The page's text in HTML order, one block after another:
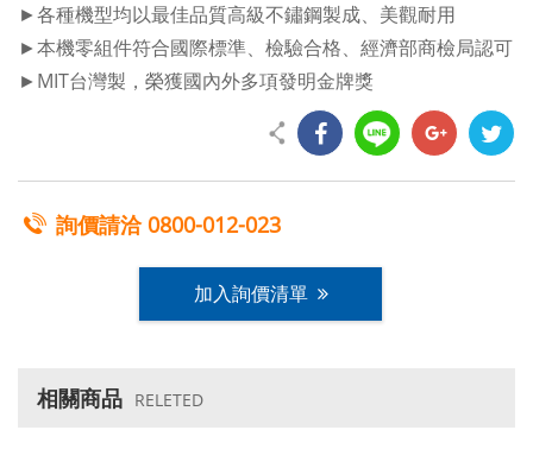
►各種機型均以最佳品質高級不鏽鋼製成、美觀耐用
►本機零組件符合國際標準、檢驗合格、經濟部商檢局認可
►MIT台灣製，榮獲國內外多項發明金牌獎
詢價請洽 0800-012-023
加入詢價清單
相關商品 RELETED